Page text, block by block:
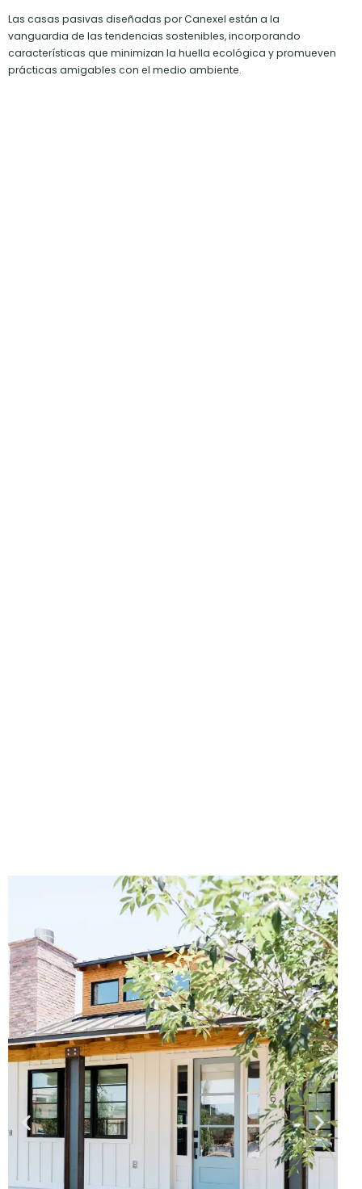
Las casas pasivas diseñadas por Canexel están a la
vanguardia de las tendencias sostenibles, incorporando
características que minimizan la huella ecológica y promueven
prácticas amigables con el medio ambiente.